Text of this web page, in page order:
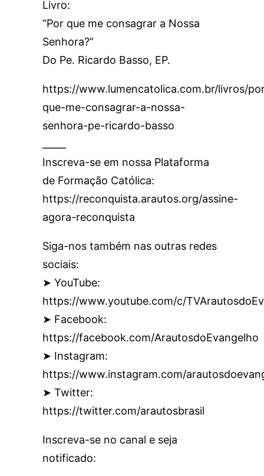
Livro:
“Por que me consagrar a Nossa
Senhora?”
Do Pe. Ricardo Basso, EP.
https://www.lumencatolica.com.br/livros/
que-me-consagrar-a-nossa-
senhora-pe-ricardo-basso
Inscreva-se em nossa Plataforma
de Formação Católica:
https://reconquista.arautos.org/assine-
agora-reconquista
Siga-nos também nas outras redes
sociais:
➤ YouTube:
https://www.youtube.com/c/
➤ Facebook:
https://facebook.com/ArautosdoEvangelho
➤ Instagram:
https://www.instagram.com/
➤ Twitter:
https://twitter.com/arautosbrasil
Inscreva-se no canal e seja
notificado: